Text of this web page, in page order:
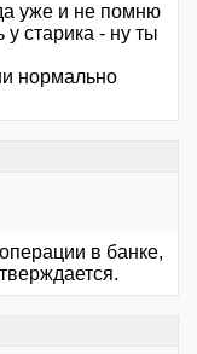
уже и не помню
старика - ну ты
нормально
в банке,